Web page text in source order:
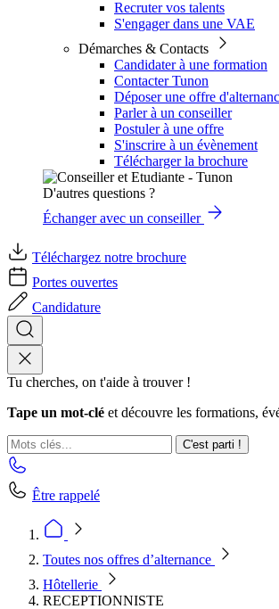
Recruter vos talents
S'engager dans une VAE
Démarches & Contacts
Candidater à une formation
Contacter Tunon
Déposer une offre
Parler à un conseiller
Postuler à une offre
S'inscrire à un évènement
Télécharger la brochure
D'autres questions ?
Échanger avec un conseiller
Téléchargez notre brochure
Portes ouvertes
Candidature
Tu cherches, on t'aide à trouver !
Tape un mot-clé et découvre les formations,
C'est parti !
Être rappelé
Toutes nos offres d’alternance
Hôtellerie
RECEPTIONNISTE